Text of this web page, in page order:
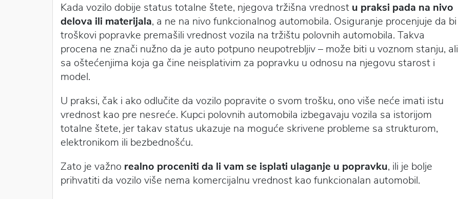
Kada vozilo dobije status totalne štete, njegova tržišna vrednost u praksi pada na nivo
delova ili materijala, a ne na nivo funkcionalnog automobila. Osiguranje procenjuje da bi
troškovi popravke premašili vrednost vozila na tržištu polovnih automobila. Takva
procena ne znači nužno da je auto potpuno neupotrebljiv – može biti u voznom stanju, ali
sa oštećenjima koja ga čine neisplativim za popravku u odnosu na njegovu starost i
model.
U praksi, čak i ako odlučite da vozilo popravite o svom trošku, ono više neće imati istu
vrednost kao pre nesreće. Kupci polovnih automobila izbegavaju vozila sa istorijom
totalne štete, jer takav status ukazuje na moguće skrivene probleme sa strukturom,
elektronikom ili bezbednošću.
Zato je važno realno proceniti da li vam se isplati ulaganje u popravku, ili je bolje
prihvatiti da vozilo više nema komercijalnu vrednost kao funkcionalan automobil.